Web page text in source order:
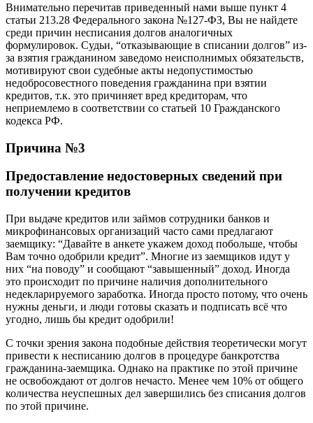
Внимательно перечитав приведенный нами выше пункт 4
статьи 213.28 Федерального закона №127-ФЗ, Вы не найдете
среди причин несписания долгов аналогичных
формулировок. Судьи, “отказывающие в списании долгов” из-
за взятия гражданином заведомо неисполнимых обязательств,
мотивируют свои судебные акты недопустимостью
недобросовестного поведения гражданина при взятии
кредитов, т.к. это причиняет вред кредиторам, что
неприемлемо в соответствии со статьей 10 Гражданского
кодекса РФ.
Причина №3
Предоставление недостоверных сведений при
получении кредитов
При выдаче кредитов или займов сотрудники банков и
микрофинансовых организаций часто сами предлагают
заемщику: “Давайте в анкете укажем доход побольше, чтобы
Вам точно одобрили кредит”. Многие из заемщиков идут у
них “на поводу” и сообщают “завышенный” доход. Иногда
это происходит по причине наличия дополнительного
недекларируемого заработка. Иногда просто потому, что очень
нужны деньги, и люди готовы сказать и подписать всё что
угодно, лишь бы кредит одобрили!
С точки зрения закона подобные действия теоретически могут
привести к несписанию долгов в процедуре банкротства
гражданина-заемщика. Однако на практике по этой причине
не освобождают от долгов нечасто. Менее чем 10% от общего
количества неуспешных дел завершились без списания долгов
по этой причине.